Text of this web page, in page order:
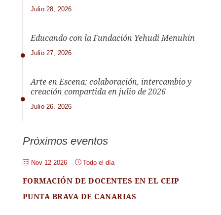
Julio 28, 2026
Educando con la Fundación Yehudi Menuhin
Julio 27, 2026
Arte en Escena: colaboración, intercambio y
creación compartida en julio de 2026
Julio 26, 2026
Próximos eventos
Nov 12 2026 Todo el día
FORMACIÓN DE DOCENTES EN EL CEIP
PUNTA BRAVA DE CANARIAS